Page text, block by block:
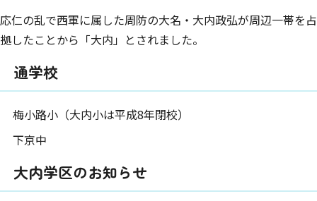
応仁の乱で西軍に属した周防の大名・大内政弘が周辺一帯を占
拠したことから「大内」とされました。
通学校
梅小路小（大内小は平成8年閉校）
下京中
大内学区のお知らせ